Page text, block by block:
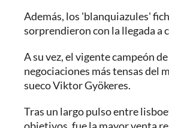
Además, los 'blanquiazules'
sorprendieron con la llegada a
A su vez, el vigente campeón
negociaciones más tensas del
sueco Viktor Gyökeres.
Tras un largo pulso entre